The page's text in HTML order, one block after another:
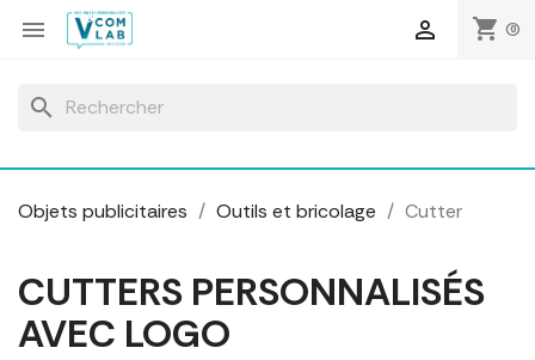
 shopping_cart (0)

search
Objets publicitaires Outils et bricolage Cutter
CUTTERS PERSONNALISÉS
AVEC LOGO
Panneau de gestion des cookies